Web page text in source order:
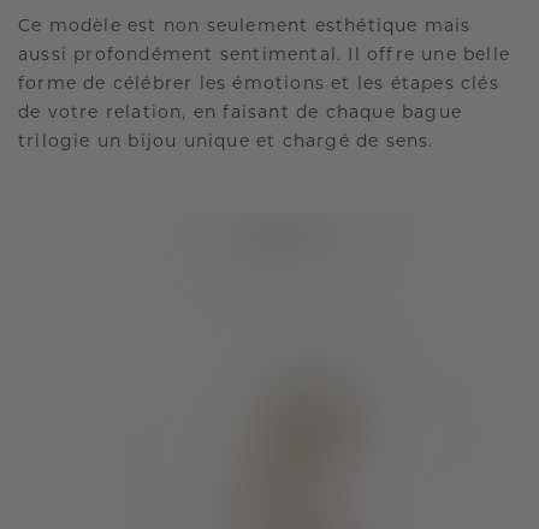
Ce modèle est non seulement esthétique mais
aussi profondément sentimental. Il offre une belle
forme de célébrer les émotions et les étapes clés
de votre relation, en faisant de chaque bague
trilogie un bijou unique et chargé de sens.